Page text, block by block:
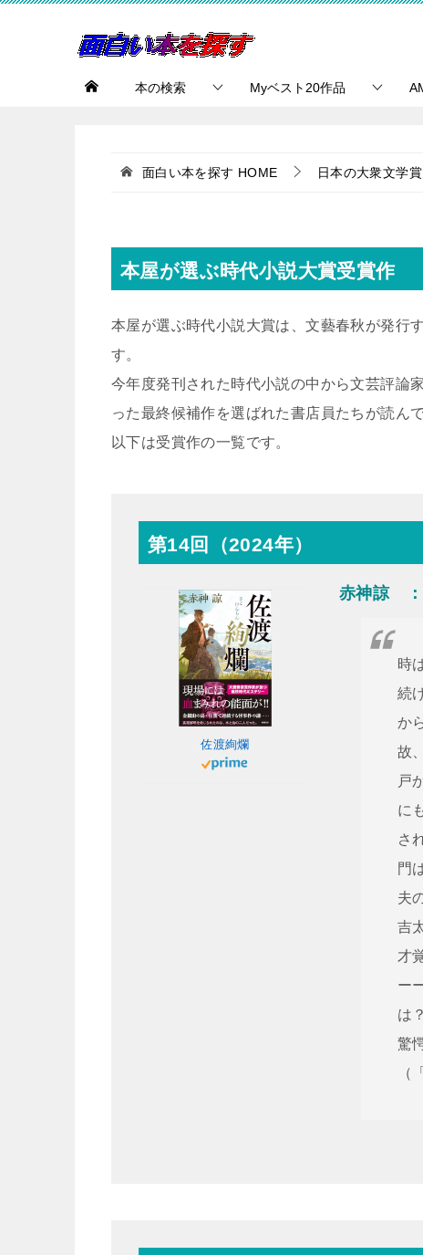
本の検索 Myベスト20作品
面白い本を探す HOME 日本の大衆文学賞
本屋が選ぶ時代小説大賞受賞作
本屋が選ぶ時代小説大賞は、文藝春秋が発行
す。
今年度発刊された時代小説の中から文芸評論
った最終候補作を選ばれた書店員たちが読ん
以下は受賞作の一覧です。
第14回（2024年）
佐渡絢爛
赤神諒
時
続
か
故
戸
に
さ
門
夫
吉
才
ー
は
驚
（